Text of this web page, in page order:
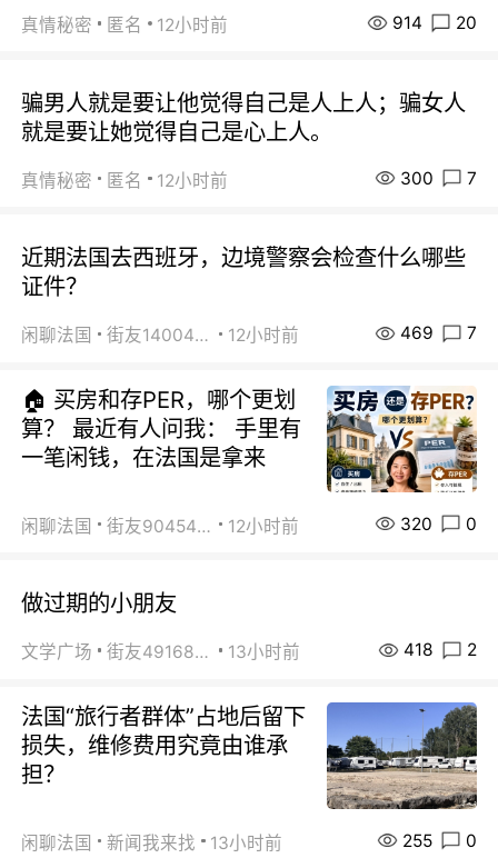
真情秘密 匿名 12小时前 914 20
骗男人就是要让他觉得自己是人上人；骗女人
就是要让她觉得自己是心上人。
真情秘密 匿名 12小时前 300 7
近期法国去西班牙，边境警察会检查什么哪些
证件？
闲聊法国 街友14004820 12小时前 469 7
🏠 买房和存PER，哪个更划
算？ 最近有人问我： 手里有
一笔闲钱，在法国是拿来
闲聊法国 街友90454511 12小时前 320 0
做过期的小朋友
文学广场 街友49168527 13小时前 418 2
法国“旅行者群体”占地后留下
损失，维修费用究竟由谁承
担？
闲聊法国 新闻我来找 13小时前 255 0